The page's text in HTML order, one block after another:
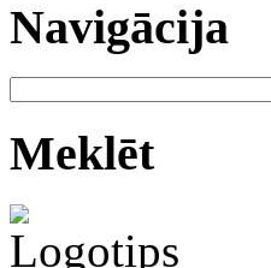
Navigācija
Meklēt